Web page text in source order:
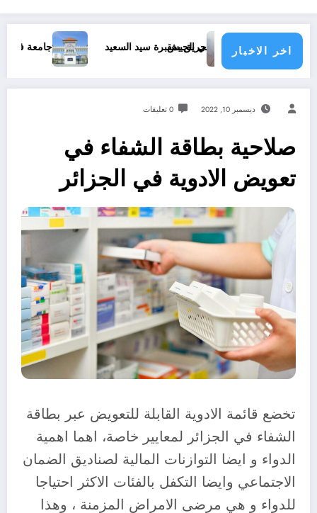
اخر الاخبارحريق بمقبرة سيد السعيد جامعة فرحات عباس تستعد لاستقبال
ديسمبر 10, 2022 0 تعليقات
صلاحية بطاقة الشفاء في
تعويض الادوية في الجزائر
تخضع قائمة الادوية القابلة للتعويض عبر بطاقة
الشفاء في الجزائر لمعايير خاصة، اهما اهمية
الدواء و ايضا التوازنات المالية لصناديق الضمان
الاجتماعي وايضا التكفل بالفئات الاكثر احتياجا
للدواء و هي مرضى الامراض المزمنة ، وهذا